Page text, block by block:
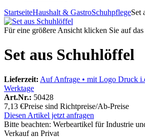
StartseiteHaushalt & GastroSchuhpflegeSet
Für eine größere Ansicht klicken Sie auf
Set aus Schuhlöffel
Lieferzeit: Auf Anfrage • mit Logo Druck
Werktage
Art.Nr.: 50428
7,13 €Preise sind Richtpreise/Ab-Preise
Diesen Artikel jetzt anfragen
Bitte beachten: Werbeartikel für Industrie
Verkauf an Privat